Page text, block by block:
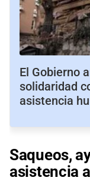
El Gobierno
solidaridad
asistencia
Saqueos,
asistencia